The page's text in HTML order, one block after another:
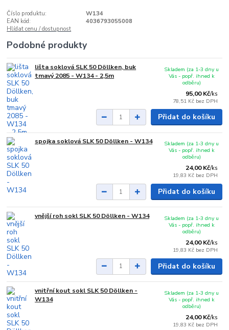
Číslo produktu:
W134
EAN kód:
4036793055008
Hlídat cenu / dostupnost
Podobné produkty
lišta soklová SLK 50 Döllken, buk
tmavý 2085 - W134 - 2,5m
95,00 Kč/ks
78,51 Kč bez DPH
Skladem (za 1-3 dny u
Vás - popř. ihned k
odběru)
Přidat do košíku
spojka soklová SLK 50 Döllken - W134
24,00 Kč/ks
19,83 Kč bez DPH
Skladem (za 1-3 dny u
Vás - popř. ihned k
odběru)
Přidat do košíku
vnější roh sokl SLK 50 Döllken - W134
24,00 Kč/ks
19,83 Kč bez DPH
Skladem (za 1-3 dny u
Vás - popř. ihned k
odběru)
Přidat do košíku
vnitřní kout sokl SLK 50 Döllken -
W134
24,00 Kč/ks
19,83 Kč bez DPH
Skladem (za 1-3 dny u
Vás - popř. ihned k
odběru)